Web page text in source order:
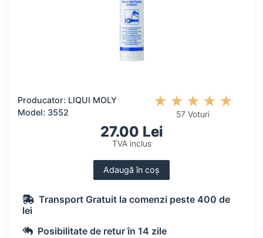
Producator: LIQUI MOLY
Model: 3552
57 Voturi
27.00 Lei
TVA inclus
Adaugă în coș
Transport Gratuit la comenzi peste 400 de
lei
Posibilitate de retur în 14 zile